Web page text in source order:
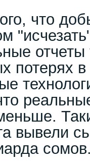
что
отчеты
потерях
вывели